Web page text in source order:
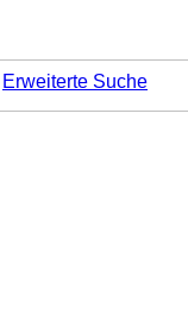
Erweiterte Suche